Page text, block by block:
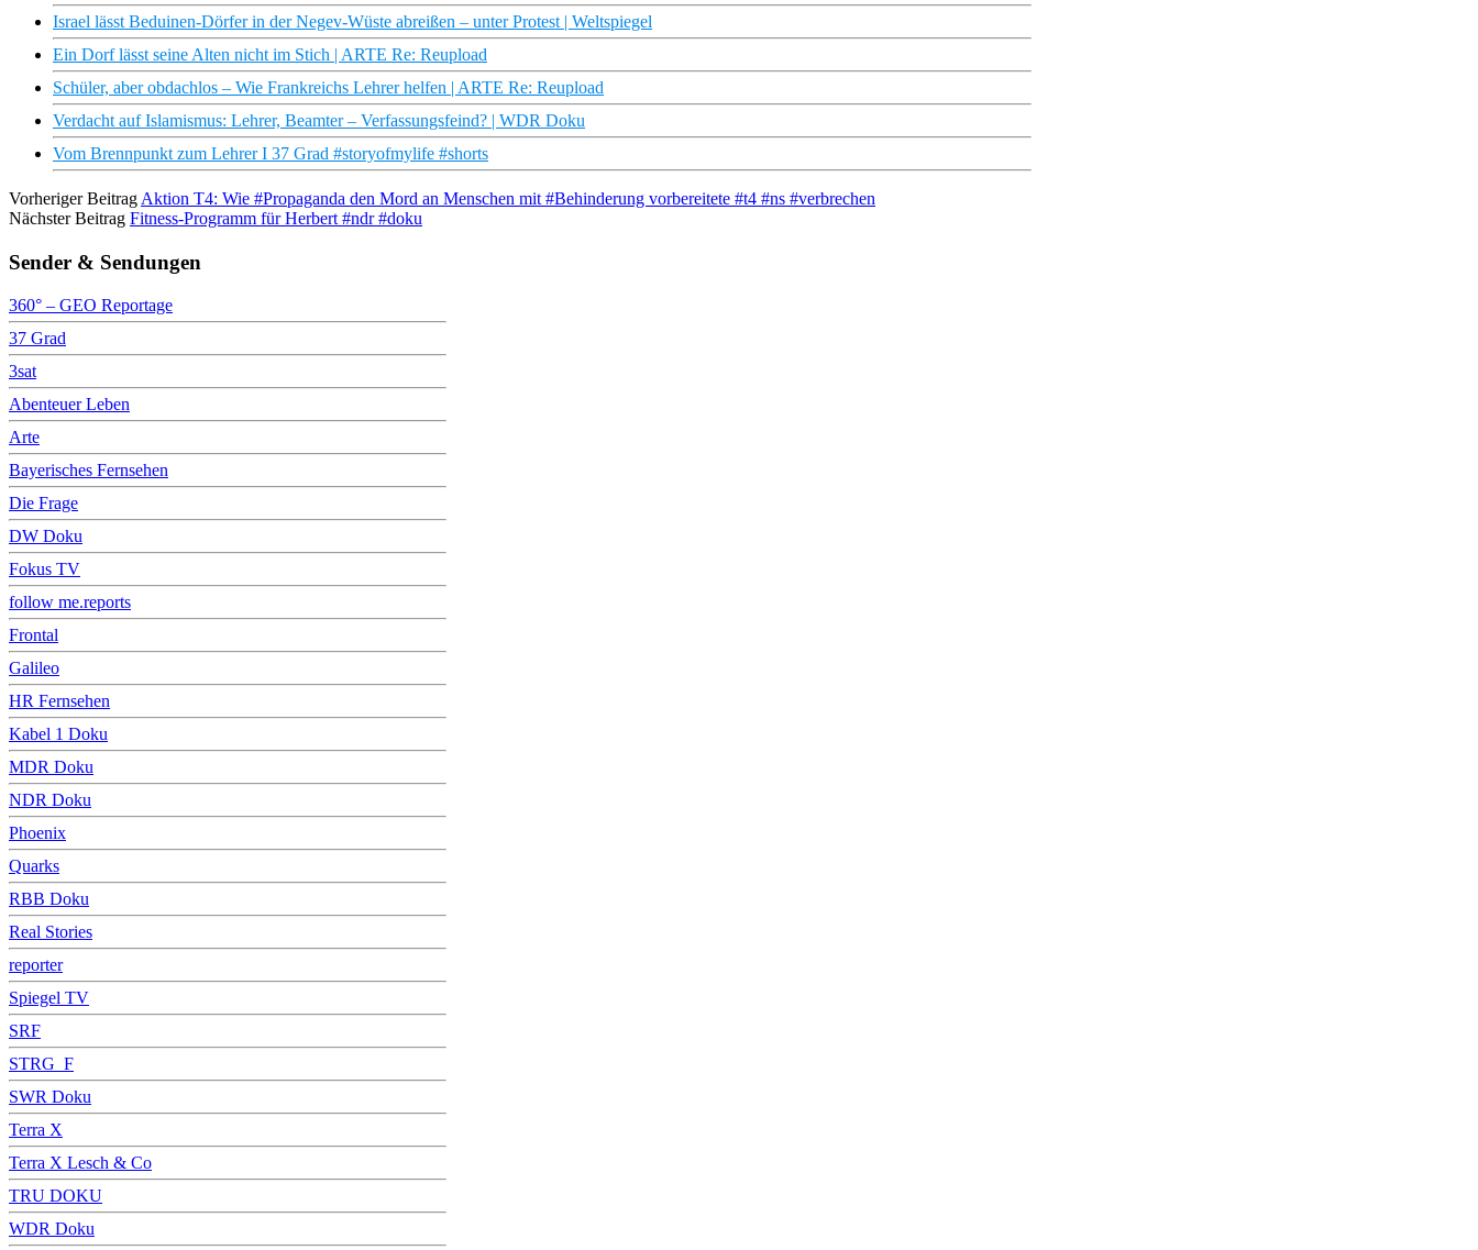
Israel lässt Beduinen-Dörfer in der Negev-Wüste abreißen – unter Protest | Weltspiegel
Ein Dorf lässt seine Alten nicht im Stich | ARTE Re: Reupload
Schüler, aber obdachlos – Wie Frankreichs Lehrer helfen | ARTE Re: Reupload
Verdacht auf Islamismus: Lehrer, Beamter – Verfassungsfeind? | WDR Doku
Vom Brennpunkt zum Lehrer I 37 Grad #storyofmylife #shorts
Vorheriger Beitrag Aktion T4: Wie #Propaganda den Mord an Menschen mit #Behinderung vorbereitete #t4 #ns #verbrechen
Nächster Beitrag Fitness-Programm für Herbert #ndr #doku
Sender & Sendungen
360° – GEO Reportage
37 Grad
3sat
Abenteuer Leben
Arte
Bayerisches Fernsehen
Die Frage
DW Doku
Fokus TV
follow me.reports
Frontal
Galileo
HR Fernsehen
Kabel 1 Doku
MDR Doku
NDR Doku
Phoenix
Quarks
RBB Doku
Real Stories
reporter
Spiegel TV
SRF
STRG_F
SWR Doku
Terra X
Terra X Lesch & Co
TRU DOKU
WDR Doku